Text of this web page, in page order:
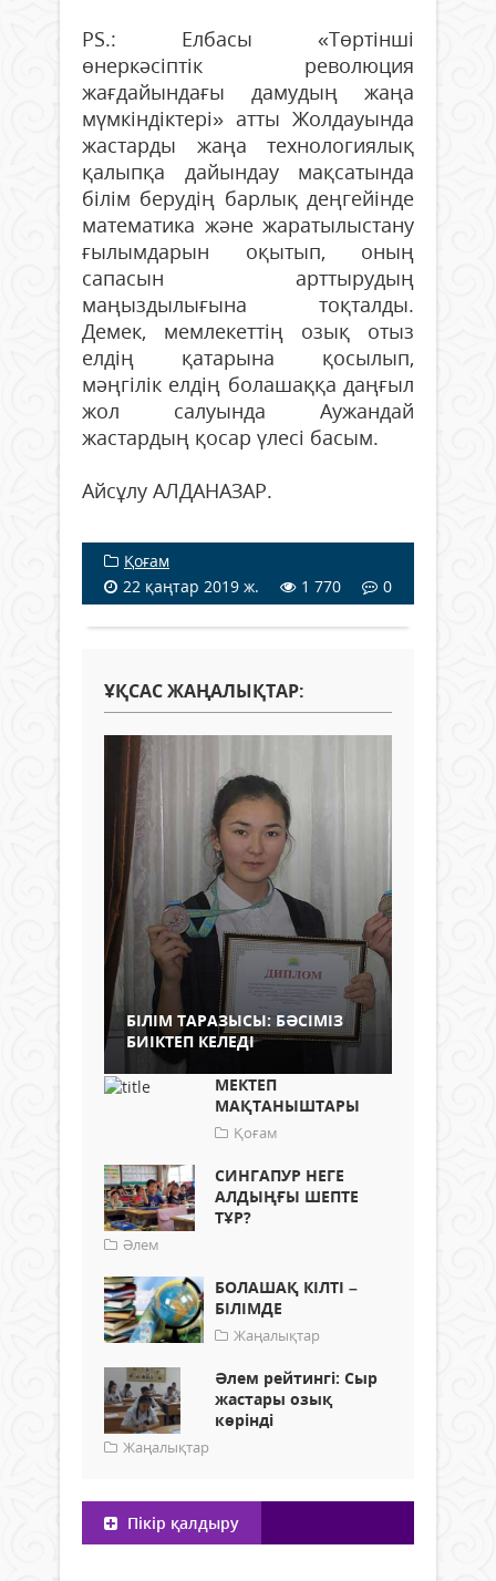
PS.: Елбасы «Төртінші
өнеркәсіптік революция
жағдайындағы дамудың жаңа
мүмкіндіктері» атты Жолдауында
жастарды жаңа технологиялық
қалыпқа дайындау мақсатында
білім берудің барлық деңгейінде
математика және жаратылыстану
ғылымдарын оқытып, оның
сапасын арттырудың
маңыздылығына тоқталды.
Демек, мемлекеттің озық отыз
елдің қатарына қосылып,
мәңгілік елдің болашаққа даңғыл
жол салуында Аужандай
жастардың қосар үлесі басым.
Айсұлу АЛДАНАЗАР.
Қоғам
22 қаңтар 2019 ж.
1 770 0
ҰҚСАС ЖАҢАЛЫҚТАР:
БІЛІМ ТАРАЗЫСЫ: БӘСІМІЗ
БИІКТЕП КЕЛЕДІ
МЕКТЕП
МАҚТАНЫШТАРЫ
Қоғам
СИНГАПУР НЕГЕ
АЛДЫҢҒЫ ШЕПТЕ
ТҰР?
Әлем
БОЛАШАҚ КІЛТІ –
БІЛІМДЕ
Жаңалықтар
Әлем рейтингі: Сыр
жастары озық
көрінді
Жаңалықтар
Пікір қалдыру